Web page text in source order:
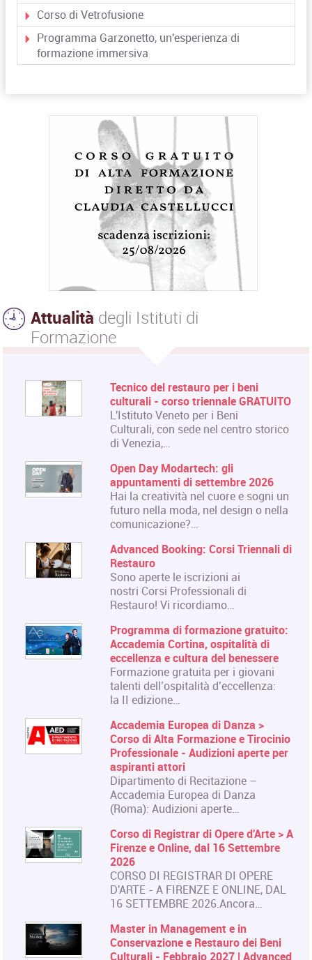
Corso di Vetrofusione
Programma Garzonetto, un'esperienza di
formazione immersiva
Attualità degli Istituti di
Formazione
Tecnico del restauro per i beni
culturali - corso triennale GRATUITO
L'Istituto Veneto per i Beni
Culturali, con sede nel centro storico
di Venezia,…
Open Day Modartech: gli
appuntamenti di settembre 2026
Hai la creatività nel cuore e sogni un
futuro nella moda, nel design o nella
comunicazione?…
Advanced Booking: Corsi Triennali di
Restauro
Sono aperte le iscrizioni ai
nostri Corsi Professionali di
Restauro! Vi ricordiamo…
Programma di formazione gratuito:
Accademia Cortina, ospitalità di
eccellenza e cultura del benessere
Formazione gratuita per i giovani
talenti dell’ospitalità d’eccellenza:
la II edizione…
Accademia Europea di Danza >
Corso di Alta Formazione e Tirocinio
Professionale - Audizioni aperte per
aspiranti attori
Dipartimento di Recitazione –
Accademia Europea di Danza
(Roma): Audizioni aperte…
Corso di Registrar di Opere d'Arte > A
Firenze e Online, dal 16 Settembre
2026
CORSO DI REGISTRAR DI OPERE
D'ARTE - A FIRENZE E ONLINE, DAL
16 SETTEMBRE 2026.Ancora…
Master in Management e in
Conservazione e Restauro dei Beni
Culturali - Febbraio 2027 | Advanced